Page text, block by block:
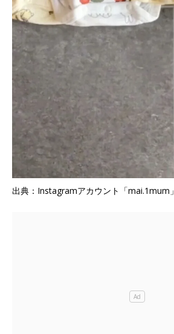
出典：Instagramアカウント「mai.1mum」